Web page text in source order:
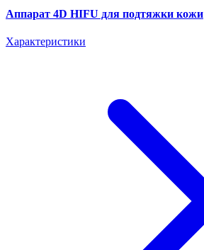
Аппарат 4D HIFU для подтяжки кожи
Характеристики